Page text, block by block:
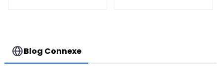
Blog Connexe